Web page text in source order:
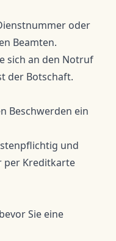
oder
Beamten.
sich an den Notruf
der Botschaft.
Beschwerden ein
und
per Kreditkarte
Sie eine